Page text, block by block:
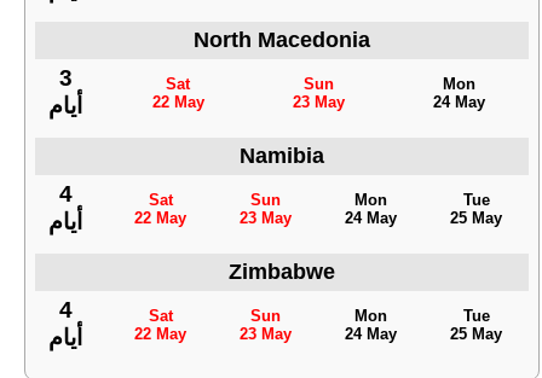
North Macedonia
3
أيام
Sat
22 May
Sun
23 May
Mon
24 May
Namibia
4
أيام
Sat
22 May
Sun
23 May
Mon
24 May
Tue
25 May
Zimbabwe
4
أيام
Sat
22 May
Sun
23 May
Mon
24 May
Tue
25 May